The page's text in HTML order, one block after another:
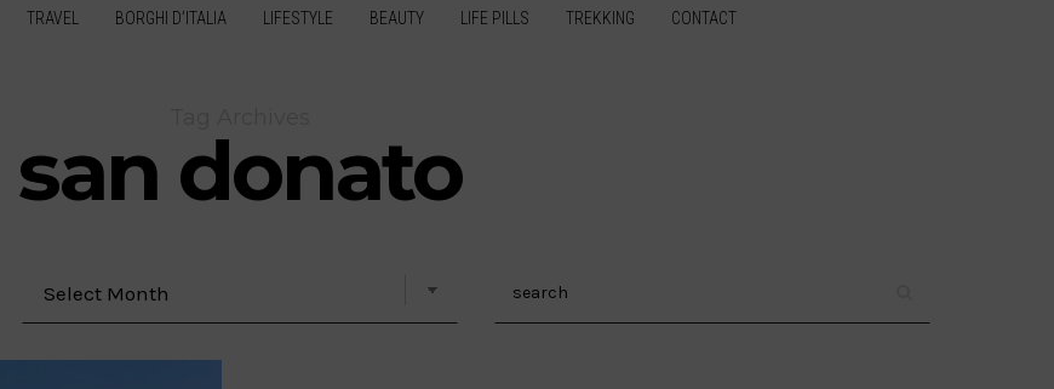
TRAVEL BORGHI D’ITALIA LIFESTYLE BEAUTY LIFE PILLS TREKKING CONTACT
san donato